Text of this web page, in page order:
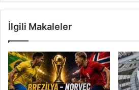
İlgili Makaleler